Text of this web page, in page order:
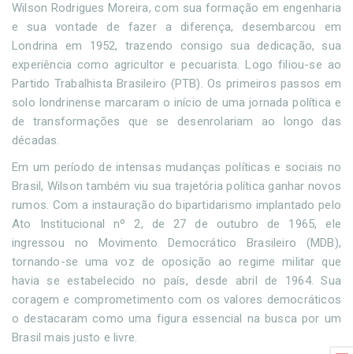
Wilson Rodrigues Moreira, com sua formação em engenharia
e sua vontade de fazer a diferença, desembarcou em
Londrina em 1952, trazendo consigo sua dedicação, sua
experiência como agricultor e pecuarista. Logo filiou-se ao
Partido Trabalhista Brasileiro (PTB). Os primeiros passos em
solo londrinense marcaram o início de uma jornada política e
de transformações que se desenrolariam ao longo das
décadas.
Em um período de intensas mudanças políticas e sociais no
Brasil, Wilson também viu sua trajetória política ganhar novos
rumos. Com a instauração do bipartidarismo implantado pelo
Ato Institucional nº 2, de 27 de outubro de 1965, ele
ingressou no Movimento Democrático Brasileiro (MDB),
tornando-se uma voz de oposição ao regime militar que
havia se estabelecido no país, desde abril de 1964. Sua
coragem e comprometimento com os valores democráticos
o destacaram como uma figura essencial na busca por um
Brasil mais justo e livre.